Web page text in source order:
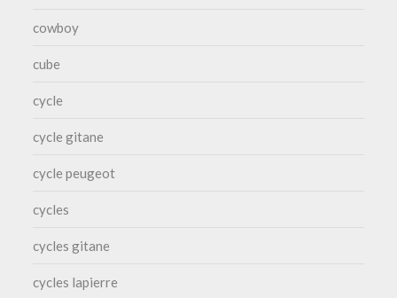
cowboy
cube
cycle
cycle gitane
cycle peugeot
cycles
cycles gitane
cycles lapierre